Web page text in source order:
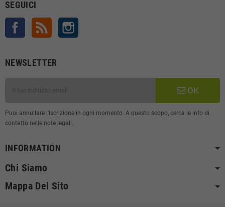
SEGUICI
Facebook Rss
NEWSLETTER
OK
Puoi annullare l'iscrizione in ogni momento. A questo scopo, cerca le info di
contatto nelle note legali.
INFORMATION
Chi Siamo
Mappa Del Sito